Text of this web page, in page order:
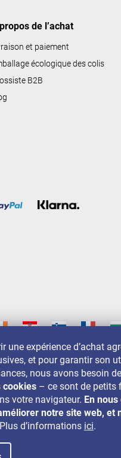
une expérience d’achat
et pour garantir son
nous avons besoin
cookies – ce sont de petits
votre navigateur. En
notre site web, et
Plus d’informations ici.
de l’achat
et paiement
écologique des colis
B2B